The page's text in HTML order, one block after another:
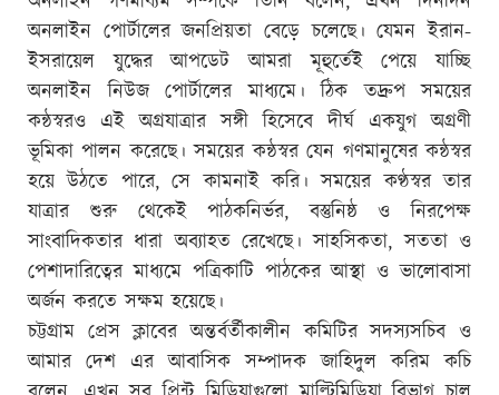
অনলাইন পোর্টালের জনপ্রিয়তা বেড়ে চলেছে। যেমন ইরান-
ইসরায়েল যুদ্ধের আপডেট আমরা মূহুর্তেই পেয়ে যাচ্ছি
অনলাইন নিউজ পোর্টালের মাধ্যমে। ঠিক তদ্রুপ সময়ের
কন্ঠস্বরও এই অগ্রযাত্রার সঙ্গী হিসেবে দীর্ঘ একযুগ অগ্রণী
ভূমিকা পালন করেছে। সময়ের কন্ঠস্বর যেন গণমানুষের কন্ঠস্বর
হয়ে উঠতে পারে, সে কামনাই করি। সময়ের কণ্ঠস্বর তার
যাত্রার শুরু থেকেই পাঠকনির্ভর, বস্তুনিষ্ঠ ও নিরপেক্ষ
সাংবাদিকতার ধারা অব্যাহত রেখেছে। সাহসিকতা, সততা ও
পেশাদারিত্বের মাধ্যমে পত্রিকাটি পাঠকের আস্থা ও ভালোবাসা
অর্জন করতে সক্ষম হয়েছে।
চট্টগ্রাম প্রেস ক্লাবের অন্তর্বর্তীকালীন কমিটির সদস্যসচিব ও
আমার দেশ এর আবাসিক সম্পাদক জাহিদুল করিম কচি